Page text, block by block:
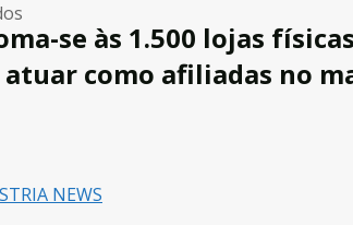
se às 1.500 lojas
como afiliadas no
NEWS